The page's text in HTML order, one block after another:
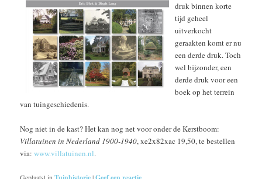
druk binnen korte
tijd geheel
uitverkocht
geraakten komt er nu
een derde druk. Toch
wel bijzonder, een
derde druk voor een
boek op het terrein
van tuingeschiedenis.
Nog niet in de kast? Het kan nog net voor onder de Kerstboom:
Villatuinen in Nederland 1900-1940, xe2x82xac 19,50, te bestellen
via:www.villatuinen.nl.